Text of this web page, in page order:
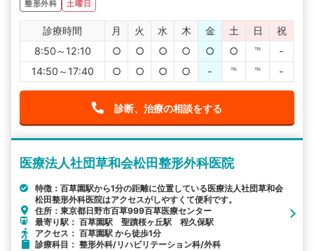
整形外科 土曜日
診療時間 月 火 水 木 金 土 日
祝
8:50～12:10
○ ○ ○ ○ ○ ○ ℡
-
14:50～17:40
○ ○ ○ ○ - ℡ ℡ -
診断、治療の相談をする
医療法人社団草和会松田整形外科医院
特徴：百草園駅から1分の距離に位置している医療法人社団草和会
松田整形外科医院はアクセスがしやすくて便利です。
住所：東京都日野市百草999百草医療センター
最寄り駅： 百草園駅 聖蹟桜ヶ丘駅 程久保駅
アクセス： 百草園駅 から徒歩1分
診療科目： 整形外科/リハビリテーション科/外科